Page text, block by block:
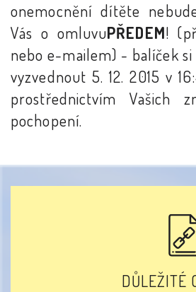
onemocnění dítěte
Vás o omluvuPŘEDEM!
nebo e-mailem) - balíček
vyzvednout 5. 12. 2015 v
prostřednictvím Vašich
pochopení.
DŮLEŽITÉ